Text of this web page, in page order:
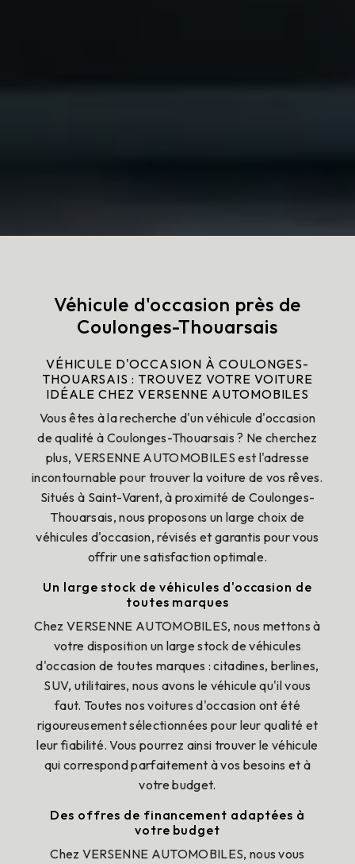
Véhicule d'occasion près de
Coulonges-Thouarsais
VÉHICULE D'OCCASION À COULONGES-
THOUARSAIS : TROUVEZ VOTRE VOITURE
IDÉALE CHEZ VERSENNE AUTOMOBILES
Vous êtes à la recherche d'un véhicule d'occasion
de qualité à Coulonges-Thouarsais ? Ne cherchez
plus, VERSENNE AUTOMOBILES est l'adresse
incontournable pour trouver la voiture de vos rêves.
Situés à Saint-Varent, à proximité de Coulonges-
Thouarsais, nous proposons un large choix de
véhicules d'occasion, révisés et garantis pour vous
offrir une satisfaction optimale.
Un large stock de véhicules d'occasion de
toutes marques
Chez VERSENNE AUTOMOBILES, nous mettons à
votre disposition un large stock de véhicules
d'occasion de toutes marques : citadines, berlines,
SUV, utilitaires, nous avons le véhicule qu'il vous
faut. Toutes nos voitures d'occasion ont été
rigoureusement sélectionnées pour leur qualité et
leur fiabilité. Vous pourrez ainsi trouver le véhicule
qui correspond parfaitement à vos besoins et à
votre budget.
Des offres de financement adaptées à
votre budget
Chez VERSENNE AUTOMOBILES, nous vous